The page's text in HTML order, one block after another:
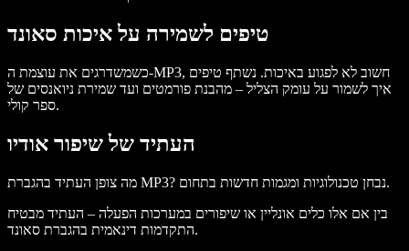
טיפים לשמירה על איכות סאונד
כשמשדרגים את עוצמת ה-MP3, חשוב לא לפגוע באיכות. נשתף טיפים
איך לשמור על עומק הצליל – מהבנת פורמטים ועד שמירת ניואנסים של
ספר קולי.
העתיד של שיפור אודיו
מה צופן העתיד בהגברת MP3? נבחן טכנולוגיות ומגמות חדשות בתחום.
בין אם אלו כלים אונליין או שיפורים במערכות הפעלה – העתיד מבטיח
התקדמות דינאמית בהגברת סאונד.